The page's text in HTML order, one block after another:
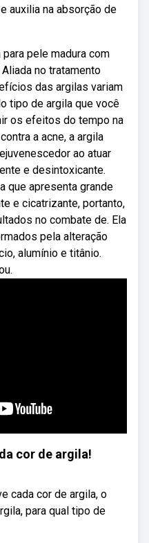
auxilia na absorção de
pele madura com
no tratamento
das argilas variam
tipo de argila que você
os efeitos do tempo na
a acne, a argila
ao atuar
e desintoxicante.
que apresenta grande
e cicatrizante, portanto,
no combate de. Ela
pela alteração
alumínio e titânio.
cor de argila!
cada cor de argila, o
para qual tipo de